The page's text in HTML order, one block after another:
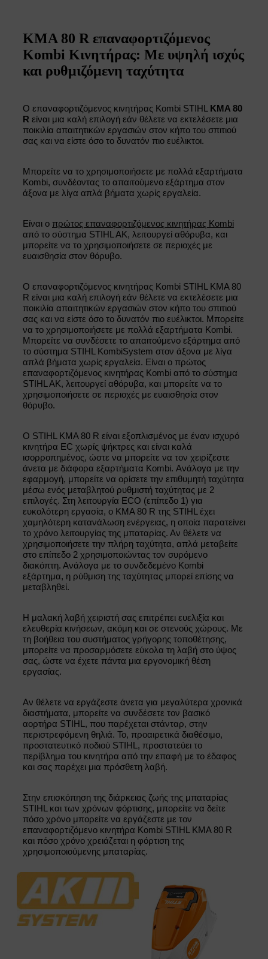
KMA 80 R επαναφορτιζόμενος
Kombi Κινητήρας: Με υψηλή ισχύς
και ρυθμιζόμενη ταχύτητα
Ο επαναφορτιζόμενος κινητήρας Kombi STIHL KMA 80
R είναι μια καλή επιλογή εάν θέλετε να εκτελέσετε μια
ποικιλία απαιτητικών εργασιών στον κήπο του σπιτιού
σας και να είστε όσο το δυνατόν πιο ευέλικτοι.
Μπορείτε να το χρησιμοποιήσετε με πολλά εξαρτήματα
Kombi, συνδέοντας το απαιτούμενο εξάρτημα στον
άξονα με λίγα απλά βήματα χωρίς εργαλεία.
Είναι ο πρώτος επαναφορτιζόμενος κινητήρας Kombi
από το σύστημα STIHL AK, λειτουργεί αθόρυβα, και
μπορείτε να το χρησιμοποιήσετε σε περιοχές με
ευαισθησία στον θόρυβο.
Ο επαναφορτιζόμενος κινητήρας Kombi STIHL KMA 80
R είναι μια καλή επιλογή εάν θέλετε να εκτελέσετε μια
ποικιλία απαιτητικών εργασιών στον κήπο του σπιτιού
σας και να είστε όσο το δυνατόν πιο ευέλικτοι. Μπορείτε
να το χρησιμοποιήσετε με πολλά εξαρτήματα Kombi.
Μπορείτε να συνδέσετε το απαιτούμενο εξάρτημα από
το σύστημα STIHL KombiSystem στον άξονα με λίγα
απλά βήματα χωρίς εργαλεία. Είναι ο πρώτος
επαναφορτιζόμενος κινητήρας Kombi από το σύστημα
STIHL AK, λειτουργεί αθόρυβα, και μπορείτε να το
χρησιμοποιήσετε σε περιοχές με ευαισθησία στον
θόρυβο.
O STIHL KMA 80 R είναι εξοπλισμένος με έναν ισχυρό
κινητήρα EC χωρίς ψήκτρες και είναι καλά
ισορροπημένος, ώστε να μπορείτε να τον χειρίζεστε
άνετα με διάφορα εξαρτήματα Kombi. Ανάλογα με την
εφαρμογή, μπορείτε να ορίσετε την επιθυμητή ταχύτητα
μέσω ενός μεταβλητού ρυθμιστή ταχύτητας με 2
επιλογές. Στη λειτουργία ECO (επίπεδο 1) για
ευκολότερη εργασία, ο KMA 80 R της STIHL έχει
χαμηλότερη κατανάλωση ενέργειας, η οποία παρατείνει
το χρόνο λειτουργίας της μπαταρίας. Αν θέλετε να
χρησιμοποιήσετε την πλήρη ταχύτητα, απλά μεταβείτε
στο επίπεδο 2 χρησιμοποιώντας τον συρόμενο
διακόπτη. Ανάλογα με το συνδεδεμένο Kombi
εξάρτημα, η ρύθμιση της ταχύτητας μπορεί επίσης να
μεταβληθεί.
Η μαλακή λαβή χειριστή σας επιτρέπει ευελιξία και
ελευθερία κινήσεων, ακόμη και σε στενούς χώρους. Με
τη βοήθεια του συστήματος γρήγορης τοποθέτησης,
μπορείτε να προσαρμόσετε εύκολα τη λαβή στο ύψος
σας, ώστε να έχετε πάντα μια εργονομική θέση
εργασίας.
Αν θέλετε να εργάζεστε άνετα για μεγαλύτερα χρονικά
διαστήματα, μπορείτε να συνδέσετε τον βασικό
αορτήρα STIHL, που παρέχεται στάνταρ, στην
περιστρεφόμενη θηλιά. Το, προαιρετικά διαθέσιμο,
προστατευτικό ποδιού STIHL, προστατεύει το
περίβλημα του κινητήρα από την επαφή με το έδαφος
και σας παρέχει μια πρόσθετη λαβή.
Στην επισκόπηση της διάρκειας ζωής της μπαταρίας
STIHL και των χρόνων φόρτισης, μπορείτε να δείτε
πόσο χρόνο μπορείτε να εργάζεστε με τον
επαναφορτιζόμενο κινητήρα Kombi STIHL KMA 80 R
και πόσο χρόνο χρειάζεται η φόρτιση της
χρησιμοποιούμενης μπαταρίας.